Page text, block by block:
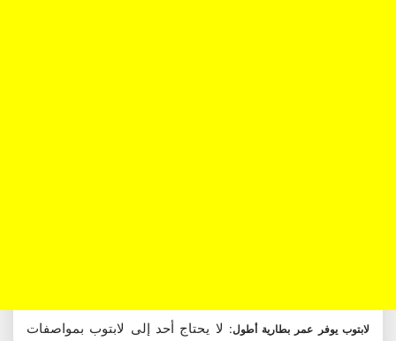
لابتوب يوفر عمر بطارية أطول: لا يحتاج أحد إلى لابتوب بمواصفات